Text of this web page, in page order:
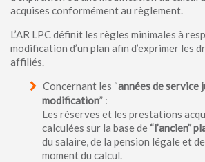
acquises conformément au règlement.
L’AR LPC définit les règles minimales à
modification d’un plan afin d’exprimer les
affiliés.
Concernant les “années de service
modification” :
Les réserves et les prestations
calculées sur la base de “l’ancien”
du salaire, de la pension légale et
moment du calcul.